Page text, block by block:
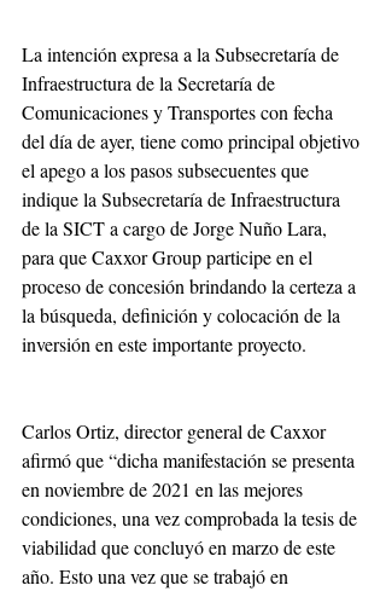
La intención expresa a la Subsecretaría de
Infraestructura de la Secretaría de
Comunicaciones y Transportes con fecha
del día de ayer, tiene como principal objetivo
el apego a los pasos subsecuentes que
indique la Subsecretaría de Infraestructura
de la SICT a cargo de Jorge Nuño Lara,
para que Caxxor Group participe en el
proceso de concesión brindando la certeza a
la búsqueda, definición y colocación de la
inversión en este importante proyecto.
Carlos Ortiz, director general de Caxxor
afirmó que “dicha manifestación se presenta
en noviembre de 2021 en las mejores
condiciones, una vez comprobada la tesis de
viabilidad que concluyó en marzo de este
año. Esto una vez que se trabajó en